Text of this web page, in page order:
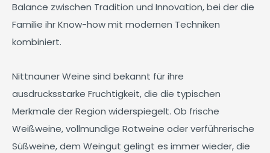
Balance zwischen Tradition und Innovation, bei der die
Familie ihr Know-how mit modernen Techniken
kombiniert.
Nittnauner Weine sind bekannt für ihre
ausdrucksstarke Fruchtigkeit, die die typischen
Merkmale der Region widerspiegelt. Ob frische
Weißweine, vollmundige Rotweine oder verführerische
Süßweine, dem Weingut gelingt es immer wieder, die